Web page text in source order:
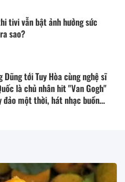
tivi vẫn bật ảnh hưởng sức
sao?
Dũng tới Tuy Hòa cùng nghệ sĩ
là chủ nhân hit "Van Gogh"
đảo một thời, hát nhạc buồn